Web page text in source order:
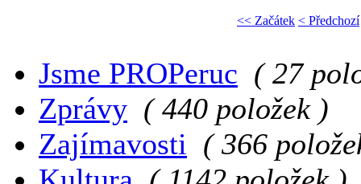
<< Začátek < Předchozí
Jsme PROPeruc ( 27
Zprávy ( 440 položek )
Zajímavosti ( 366